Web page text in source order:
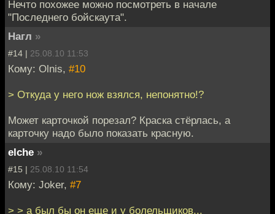
Нечто похожее можно посмотреть в начале
"Последнего бойскаута".
Нагл »
#14 | 25.08.10 11:53
Кому: Olnis, #10
> Откуда у него нож взялся, непонятно!?
Может карточкой порезал? Краска стёрлась, а
карточку надо было показать красную.
elche »
#15 | 25.08.10 11:54
Кому: Joker, #7
> > а был бы он еще и у болельщиков...